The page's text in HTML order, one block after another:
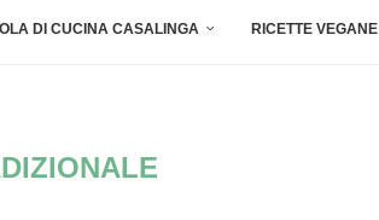
DI CUCINA CASALINGA RICETTE VEGANE